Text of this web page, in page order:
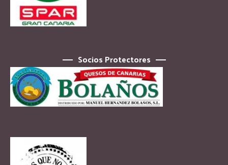
Socios Protectores